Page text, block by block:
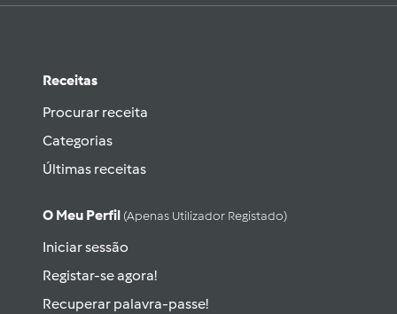
Receitas
Procurar receita
Categorias
Últimas receitas
O Meu Perfil (apenas Utilizador Registado)
Iniciar sessão
Registar-se agora!
Recuperar palavra-passe!